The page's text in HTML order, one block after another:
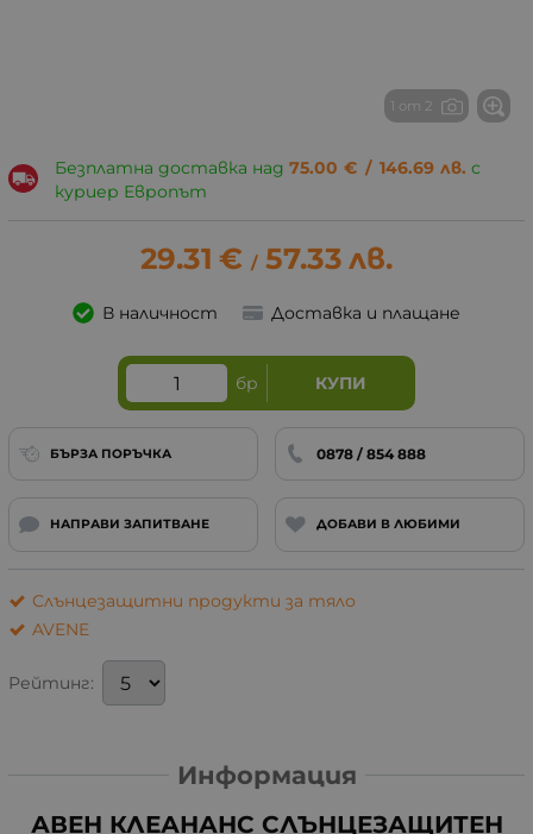
1 от 2
Безплатна доставка над 75.00 € / 146.69 лв. с
куриер Европът
29.31 € / 57.33 лв.
В наличност Доставка и плащане
бр КУПИ
БЪРЗА ПОРЪЧКА 0878 / 854 888
НАПРАВИ ЗАПИТВАНЕ ДОБАВИ В ЛЮБИМИ
Слънцезащитни продукти за тяло
AVENE
Рейтинг:
Информация
АВЕН КЛЕАНАНС СЛЪНЦЕЗАЩИТЕН